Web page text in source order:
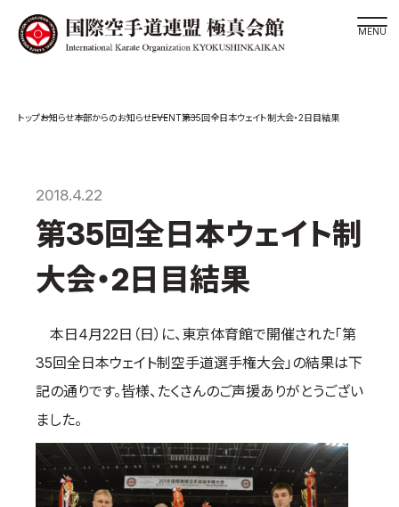
大山倍達総裁 紹介
松井章奎館長 紹介
極真の歴史
極真会館の概要
役員紹介
各委員会紹介
お知らせ
本部からのお知らせ
お知らせ本部からのお知らせEVENT第35回全日本ウェイト制大会・2日目結果
2018.4.22
第35回全日本ウェイト制
大会・2日目結果
本日4月22日（日）に、東京体育館で開催された「第
35回全日本ウェイト制空手道選手権大会」の結果は下
記の通りです。皆様、たくさんのご声援ありがとうござい
ました。